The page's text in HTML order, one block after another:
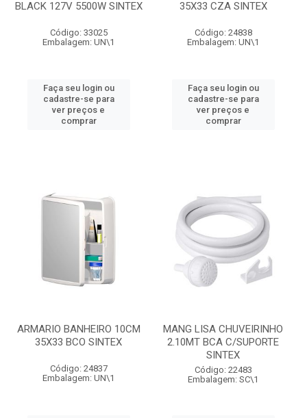
BLACK 127V 5500W SINTEX
Código: 33025
Embalagem: UN\1
Faça seu login ou
cadastre-se para
ver preços e
comprar
35X33 CZA SINTEX
Código: 24838
Embalagem: UN\1
Faça seu login ou
cadastre-se para
ver preços e
comprar
ARMARIO BANHEIRO 10CM
35X33 BCO SINTEX
Código: 24837
Embalagem: UN\1
MANG LISA CHUVEIRINHO
2.10MT BCA C/SUPORTE
SINTEX
Código: 22483
Embalagem: SC\1